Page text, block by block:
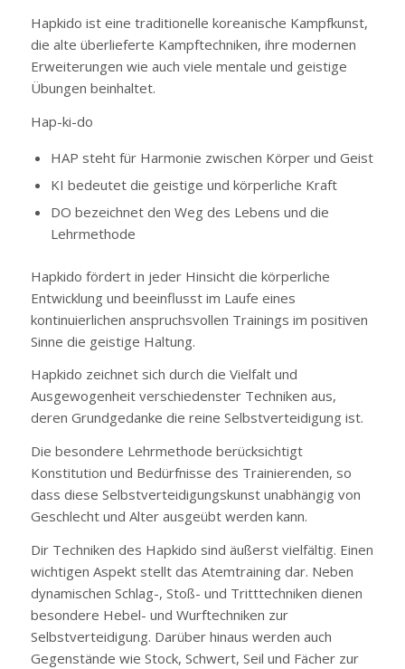
Hapkido ist eine traditionelle koreanische Kampfkunst,
die alte überlieferte Kampftechniken, ihre modernen
Erweiterungen wie auch viele mentale und geistige
Übungen beinhaltet.
Hap-ki-do
HAP steht für Harmonie zwischen Körper und Geist
KI bedeutet die geistige und körperliche Kraft
DO bezeichnet den Weg des Lebens und die
Lehrmethode
Hapkido fördert in jeder Hinsicht die körperliche
Entwicklung und beeinflusst im Laufe eines
kontinuierlichen anspruchsvollen Trainings im positiven
Sinne die geistige Haltung.
Hapkido zeichnet sich durch die Vielfalt und
Ausgewogenheit verschiedenster Techniken aus,
deren Grundgedanke die reine Selbstverteidigung ist.
Die besondere Lehrmethode berücksichtigt
Konstitution und Bedürfnisse des Trainierenden, so
dass diese Selbstverteidigungskunst unabhängig von
Geschlecht und Alter ausgeübt werden kann.
Dir Techniken des Hapkido sind äußerst vielfältig. Einen
wichtigen Aspekt stellt das Atemtraining dar. Neben
dynamischen Schlag-, Stoß- und Tritttechniken dienen
besondere Hebel- und Wurftechniken zur
Selbstverteidigung. Darüber hinaus werden auch
Gegenstände wie Stock, Schwert, Seil und Fächer zur